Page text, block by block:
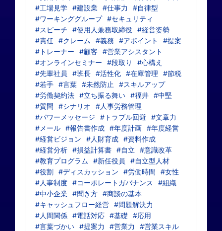
#工場見学 #建設業 #仕事力
#自律型
#ワーキンググループ #セキュリティ
#スピーチ
#使用人兼務取締役 #経営姿勢
#責任 #クレーム #義務 #アポイント
#提案
#トレーナー
#顧客
#営業アシスタント
#オンラインセミナー
#段取り
#心構え
#先輩社員
#班長 #活性化 #在庫管理
#節税
#若手 #言葉 #未然防止
#スキルアップ
#労働契約法 #立ち振る舞い #福井 #中堅
#質問
#シナリオ
#人事労務管理
#パワーメッセージ
#トラブル回避
#文章力
#メール #報告書作成 #年度計画 #年度経営
#経営ビジョン
#人財育成 #資料作成
#経営分析 #損益計算書 #自立
#意識改革
#教育プログラム
#新任役員
#自立型人材
#役割 #ディスカッション #労働時間
#女性
#人事制度 #コーポレートガバナンス
#組織
#中小企業 #聞き方 #商談の基本
#キャッシュフロー経営 #問題解決力
#人間関係 #電話対応 #基礎
#応用
#言葉づかい #提案力 #営業力
#営業スキル